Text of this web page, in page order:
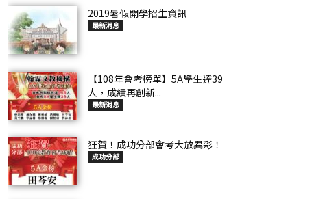
2019暑假開學招生資訊
最新消息
【108年會考榜單】5A學生達39
人，成績再創新...
最新消息
狂賀！成功分部會考大放異彩！
成功分部